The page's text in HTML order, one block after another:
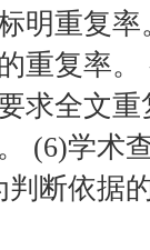
明重复
重复率
求全文
(6)学术
断依据